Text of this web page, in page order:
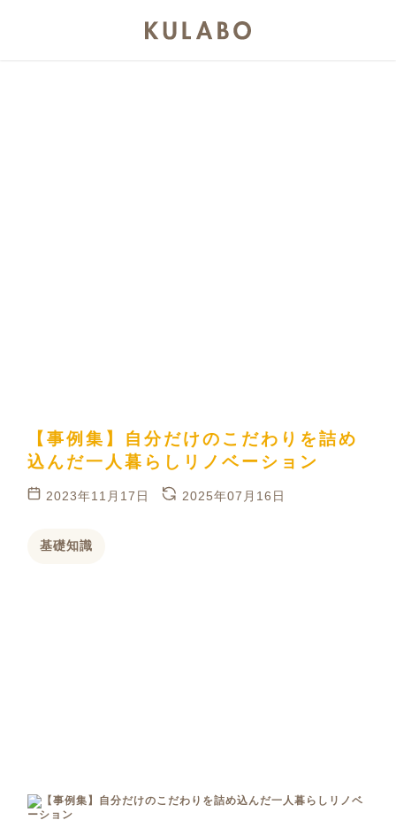
【事例集】自分だけのこだわりを詰め
込んだ一人暮らしリノベーション
2023年11月17日 2025年07月16日
基礎知識